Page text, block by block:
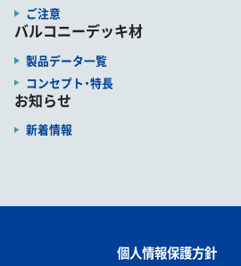
ご注意
バルコニーデッキ材
製品データ一覧
コンセプト・特長
お知らせ
新着情報
個人情報保護方針